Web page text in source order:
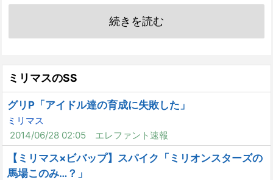
続きを読む
ミリマスのSS
グリP「アイドル達の育成に失敗した」
ミリマス
2014/06/28 02:05
エレファント速報
【ミリマス×ビバップ】スパイク「ミリオンスターズの
馬場このみ…？」